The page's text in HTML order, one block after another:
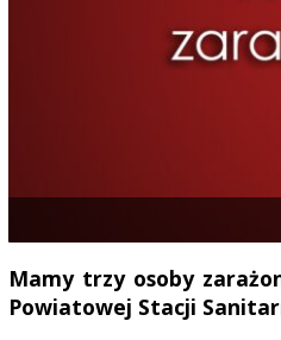
Mamy trzy osoby
Powiatowej Stacji